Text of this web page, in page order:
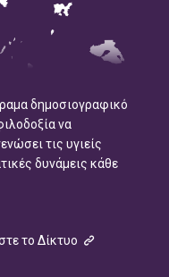
δημοσιογραφικό
να
τις υγιείς
δυνάμεις κάθε
το Δίκτυο